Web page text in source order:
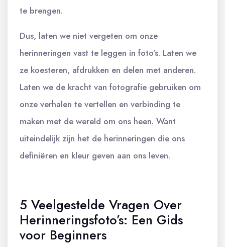
te brengen.
Dus, laten we niet vergeten om onze
herinneringen vast te leggen in foto’s. Laten we
ze koesteren, afdrukken en delen met anderen.
Laten we de kracht van fotografie gebruiken om
onze verhalen te vertellen en verbinding te
maken met de wereld om ons heen. Want
uiteindelijk zijn het de herinneringen die ons
definiëren en kleur geven aan ons leven.
5 Veelgestelde Vragen Over
Herinneringsfoto’s: Een Gids
voor Beginners